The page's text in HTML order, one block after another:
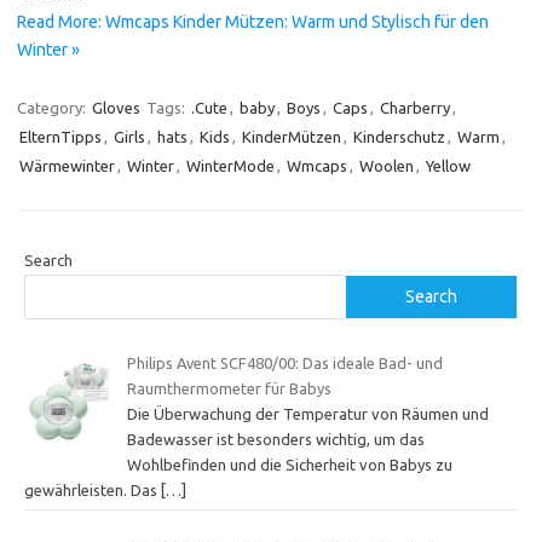
Read More: Wmcaps Kinder Mützen: Warm und Stylisch für den
Winter »
Category: Gloves Tags: .Cute , baby, Boys , Caps , Charberry,
ElternTipps , Girls , hats , Kids , KinderMützen , Kinderschutz , Warm ,
Wärmewinter, Winter, WinterMode , Wmcaps , Woolen , Yellow
Search
Search
Philips Avent SCF480/00: Das ideale Bad- und
Raumthermometer für Babys
Die Überwachung der Temperatur von Räumen und
Badewasser ist besonders wichtig, um das
Wohlbefinden und die Sicherheit von Babys zu
gewährleisten. Das
[…]